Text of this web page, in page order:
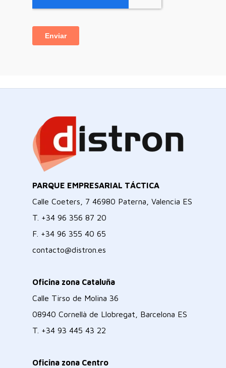
PARQUE EMPRESARIAL TÁCTICA
Calle Coeters, 7 46980 Paterna, Valencia ES
T. +34 96 356 87 20
F. +34 96 355 40 65
contacto@distron.es
Oficina zona Cataluña
Calle Tirso de Molina 36
08940 Cornellà de Llobregat, Barcelona ES
T. +34 93 445 43 22
Oficina zona Centro